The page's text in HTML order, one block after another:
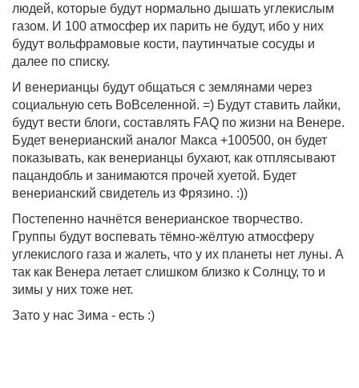
людей, которые будут нормально дышать углекислым
газом. И 100 атмосфер их парить не будут, ибо у них
будут вольфрамовые кости, паутинчатые сосуды и
далее по списку.
И венерианцы будут общаться с землянами через
социальную сеть ВоВселенной. =) Будут ставить лайки,
будут вести блоги, составлять FAQ по жизни на Венере.
Будет венерианский аналог Макса +100500, он будет
показывать, как венерианцы бухают, как отплясывают
пацандобль и занимаются прочей хуетой. Будет
венерианский свидетель из Фрязино. :))
Постепенно начнётся венерианское творчество.
Группы будут воспевать тёмно-жёлтую атмосферу
углекислого газа и жалеть, что у их планеты нет луны. А
так как Венера летает слишком близко к Солнцу, то и
зимы у них тоже нет.
Зато у нас Зима - есть :)